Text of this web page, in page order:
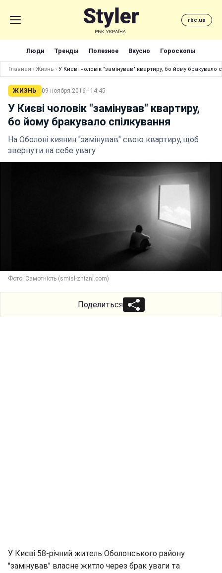
rbc.ua
Люди Тренды Полезное Вкусно Гороскопы
Главная › Жизнь › У Києві чоловік "замінував" квартиру, бо йому бракувало
ЖИЗНЬ 09 ноября 2016 · 14:45
У Києві чоловік "замінував" квартиру,
бо йому бракувало спілкування
На Оболоні киянин "замінував" свою квартиру, щоб
звернути на себе увагу
Фото: Самотність (smisl-zhizni.com)
Поделиться
У Києві 58-річний житель Оболонського району
"замінував" власне житло через брак уваги та